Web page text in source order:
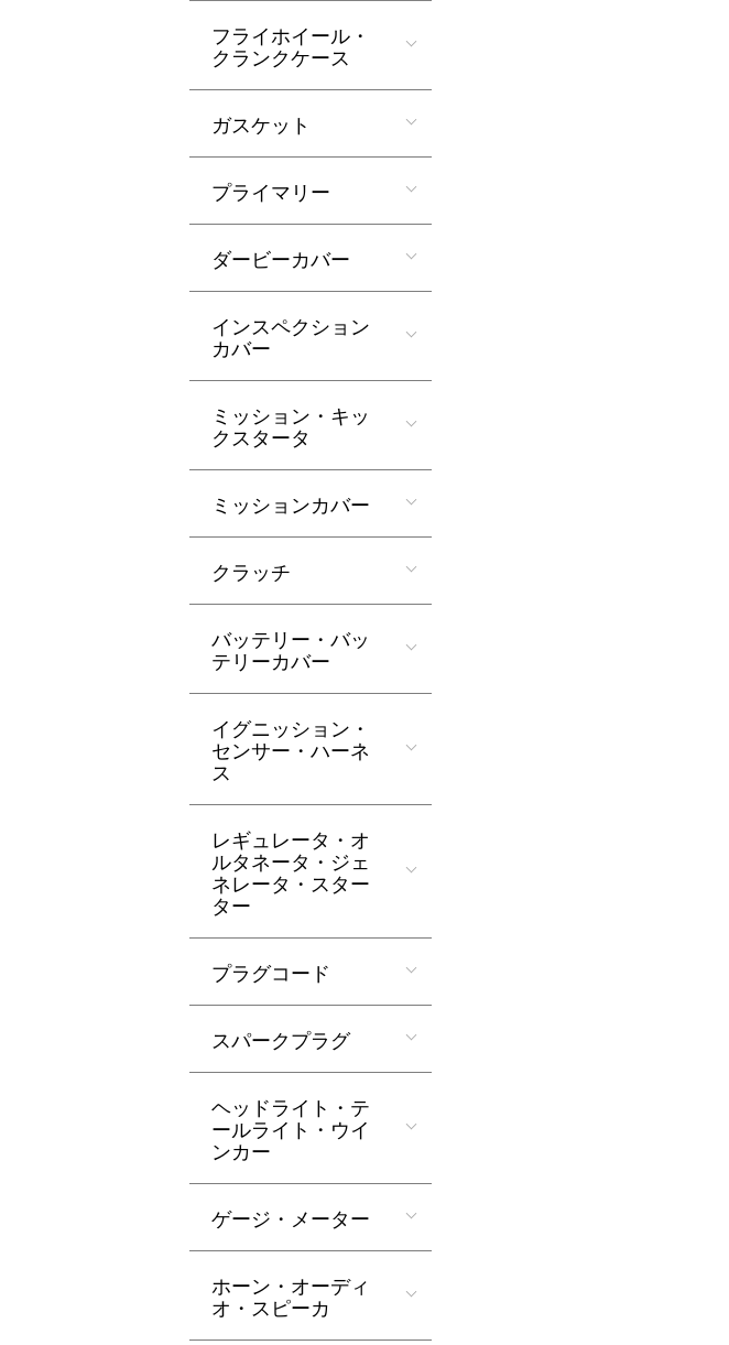
フライホイール・
クランクケース
ガスケット
プライマリー
ダービーカバー
インスペクション
カバー
ミッション・キッ
クスタータ
ミッションカバー
クラッチ
バッテリー・バッ
テリーカバー
イグニッション・
センサー・ハーネ
ス
レギュレータ・オ
ルタネータ・ジェ
ネレータ・スター
ター
プラグコード
スパークプラグ
ヘッドライト・テ
ールライト・ウイ
ンカー
ゲージ・メーター
ホーン・オーディ
オ・スピーカ